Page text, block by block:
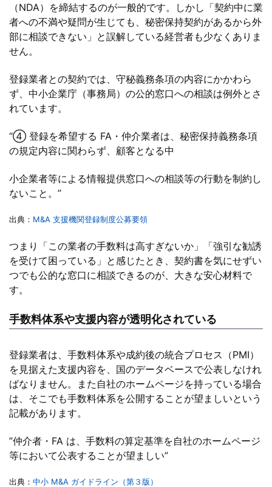
（NDA）を締結するのが一般的です。しかし「契約中に業
者への不満や疑問が生じても、秘密保持契約があるから外
部に相談できない」と誤解している経営者も少なくありま
せん。
登録業者との契約では、守秘義務条項の内容にかかわら
ず、中小企業庁（事務局）の公的窓口への相談は例外とさ
れています。
“④ 登録を希望する FA・仲介業者は、秘密保持義務条項
の規定内容に関わらず、顧客となる中
小企業者等による情報提供窓口への相談等の行動を制約し
ないこと。”
出典： M&A 支援機関登録制度公募要領
つまり「この業者の手数料は高すぎないか」「強引な勧誘
を受けて困っている」と感じたとき、契約書を気にせずい
つでも公的な窓口に相談できるのが、大きな安心材料で
す。
手数料体系や支援内容が透明化されている
登録業者は、手数料体系や成約後の統合プロセス（PMI）
を見据えた支援内容を、国のデータベースで公表しなけれ
ばなりません。また自社のホームページを持っている場合
は、そこでも手数料体系を公開することが望ましいという
記載があります。
”仲介者・FA は、手数料の算定基準を自社のホームページ
等において公表することが望ましい”
出典： 中小 M&A ガイドライン（第３版）